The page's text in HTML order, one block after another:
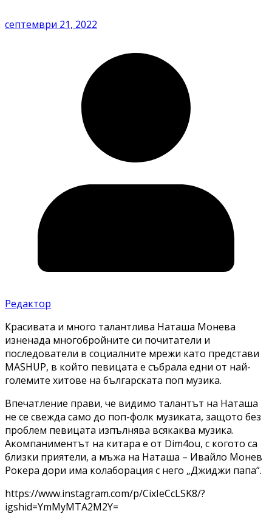
септември 21, 2022
Редактор
Красивата и много талантлива Наташа Монева
изненада многобройните си почитатели и
последователи в социалните мрежи като представи
MASHUP, в който певицата е събрала едни от най-
големите хитове на българската поп музика.
Впечатление прави, че видимо талантът на Наташа
не се свежда само до поп-фолк музиката, защото без
проблем певицата изпълнява всякаква музика.
Акомпаниментът на китара е от Dim4ou, с когото са
близки приятели, а мъжа на Наташа – Ивайло Монев
Рокера дори има колаборация с него „Джиджи папа“.
https://www.instagram.com/p/CixIeCcLSK8/?
igshid=YmMyMTA2M2Y=